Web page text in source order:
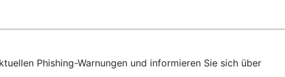
Phishing-Warnungen und informieren Sie sich über